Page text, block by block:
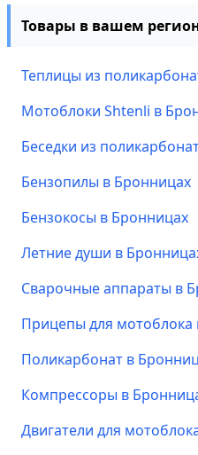
Товары в вашем
Теплицы из
Мотоблоки Shtenli в
Беседки из
Бензопилы в Бронницах
Бензокосы в Бронницах
Летние души в
Сварочные аппараты в
Прицепы для мотоблока
Поликарбонат в
Компрессоры в
Двигатели для